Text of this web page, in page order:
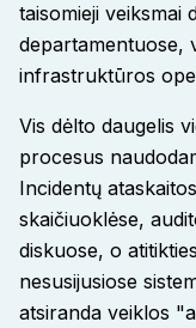
taisomieji veiksmai
departamentuose,
infrastruktūros
Vis dėlto daugelis
procesus
Incidentų
skaičiuoklėse,
diskuose, o
nesusijusiose
atsiranda veiklos